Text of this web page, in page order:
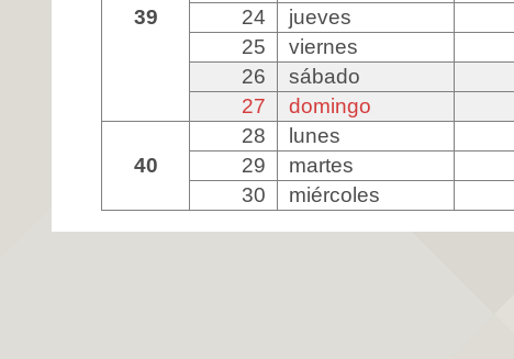
39
24
jueves
25
viernes
26
sábado
27
domingo
40
28
lunes
29
martes
30
miércoles